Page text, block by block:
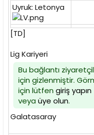
Uyruk: Letonya
[TD]
Lig Kariyeri
Bu bağlantı
için gizlenmiştir.
için lütfen giriş yapın
veya üye olun.
Galatasaray